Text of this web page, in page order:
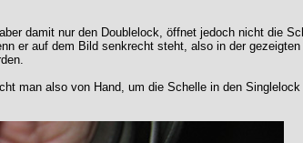
damit nur den Doublelock, öffnet jedoch nicht die
er auf dem Bild senkrecht steht, also in der
man also von Hand, um die Schelle in den